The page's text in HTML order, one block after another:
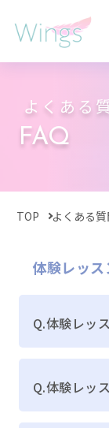
よくある
FAQ
TOP よくある
体験レッス
Q.体験レッ
Q.体験レッ